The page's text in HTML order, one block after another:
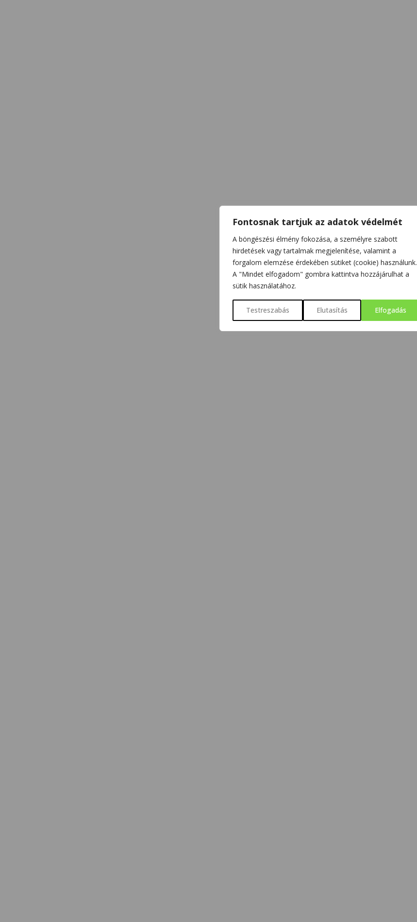
Fontosnak tartjuk az adatok védelmét
A böngészési élmény fokozása, a személyre szabott
hirdetések vagy tartalmak megjelenítése, valamint a
forgalom elemzése érdekében sütiket (cookie) használunk.
A "Mindet elfogadom" gombra kattintva hozzájárulhat a
sütik használatához.
Testreszabás Elutasítás Elfogadás